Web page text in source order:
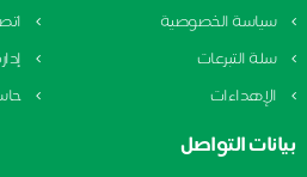
الخصوصية
اتصل بنا
التبرعات
إدارة
حاسبة
التواصل